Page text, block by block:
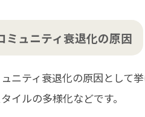
ミュニティ衰退化の原因
ニティ衰退化の原因として
イルの多様化などです。